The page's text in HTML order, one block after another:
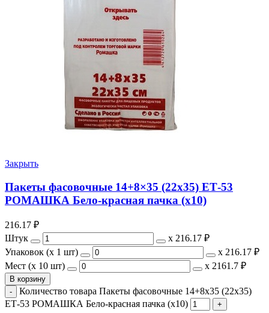
Закрыть
Пакеты фасовочные 14+8×35 (22х35) ЕТ-53
РОМАШКА Бело-красная пачка (х10)
216.17 ₽
Штук
х 216.17 ₽
Упаковок (x 1 шт)
х 216.17 ₽
Мест (x 10 шт)
х 2161.7 ₽
В корзину
Количество товара Пакеты фасовочные 14+8x35 (22х35)
ЕТ-53 РОМАШКА Бело-красная пачка (х10)